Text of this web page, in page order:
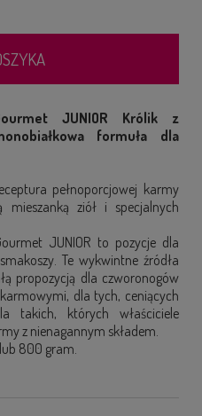
JUNIOR Królik z
formuła dla
pełnoporcjowej karmy
ziół i specjalnych
JUNIOR to pozycje dla
Te wykwintne źródła
propozycją dla czworonogów
dla tych, ceniących
takich, których właściciele
z nienagannym składem.
800 gram.